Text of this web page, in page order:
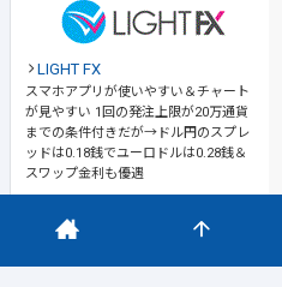
LIGHT FX
スマホアプリが使いやすい＆チャート
が見やすい 1回の発注上限が20万通貨
までの条件付きだが→ドル円のスプレ
ッドは0.18銭でユーロドルは0.28銭＆
スワップ金利も優遇